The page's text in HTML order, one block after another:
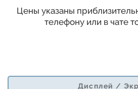
Цены указаны
телефону или в чате
Дисплей /